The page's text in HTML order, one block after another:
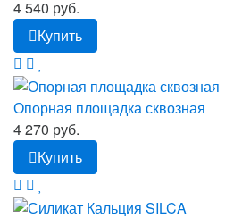
4 540 руб.
Купить
Опорная площадка сквозная
4 270 руб.
Купить